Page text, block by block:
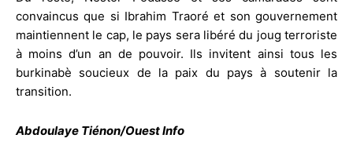
convaincus que si Ibrahim Traoré et son gouvernement
maintiennent le cap, le pays sera libéré du joug terroriste
à moins d’un an de pouvoir. Ils invitent ainsi tous les
burkinabè soucieux de la paix du pays à soutenir la
transition.
Abdoulaye Tiénon/Ouest Info